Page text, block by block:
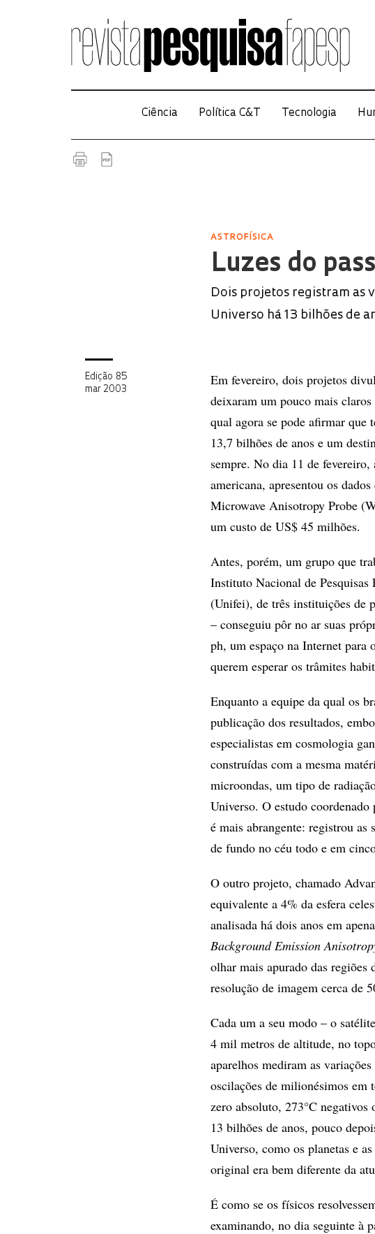
Ciência Política C&T Tecnologia
ASTROFÍSICA
Luzes do
Dois projetos registram as
Universo há 13 bilhões de
Edição 85
mar 2003
Em fevereiro, dois projetos
deixaram um pouco mais
qual agora se pode afirmar que
13,7 bilhões de anos e um
sempre. No dia 11 de
americana, apresentou os
Microwave Anisotropy Probe
um custo de US$ 45 milhões.
Antes, porém, um grupo que
Instituto Nacional de
(Unifei), de três instituições de
– conseguiu pôr no ar suas
ph, um espaço na Internet para
querem esperar os trâmites
Enquanto a equipe da qual os
publicação dos resultados,
especialistas em cosmologia
construídas com a mesma
microondas, um tipo de
Universo. O estudo
é mais abrangente: registrou as
de fundo no céu todo e em
O outro projeto, chamado
equivalente a 4% da esfera
analisada há dois anos em
Background Emission
olhar mais apurado das regiões
resolução de imagem cerca de
Cada um a seu modo – o
4 mil metros de altitude, no
aparelhos mediram as
oscilações de milionésimos
zero absoluto, 273°C
13 bilhões de anos, pouco
Universo, como os planetas e
original era bem diferente da
É como se os físicos
examinando, no dia seguinte à